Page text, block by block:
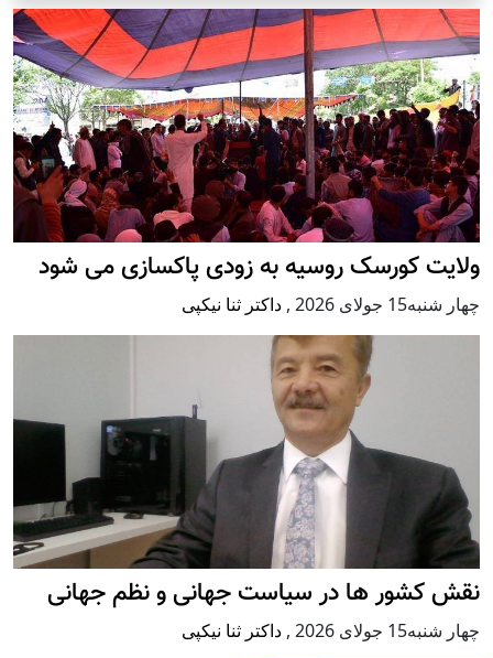
ولایت کورسک روسیه به زودی پاکسازی می شود
چهار شنبه15 جولای 2026 , داکتر ثنا نیکپی
نقش کشور ها در سیاست جهانی و نظم جهانی
چهار شنبه15 جولای 2026 , داکتر ثنا نیکپی